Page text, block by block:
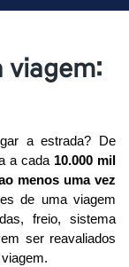
viagem:
a estrada? De
a cada 10.000 mil
menos uma vez
de uma viagem
freio, sistema
ser reavaliados